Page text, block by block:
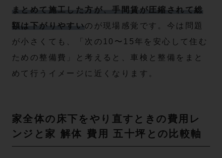
まとめて施工した方が、手間賃が圧縮されて総
額は下がりやすいのが現場感覚です。今は問題
が小さくても、「次の10〜15年を安心して住む
ための整備費」と考えると、車検と整備をまと
めて行うイメージに近くなります。
家全体の床下をやり直すときの費用レ
ンジと家 解体 費用 五十坪との比較軸